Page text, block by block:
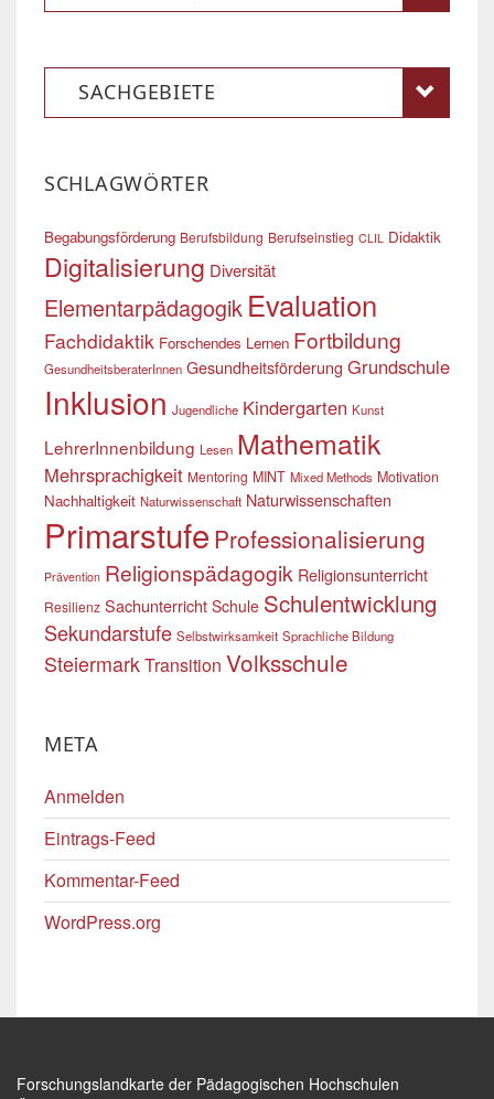
SACHGEBIETE
SCHLAGWÖRTER
Begabungsförderung Berufsbildung Berufseinstieg CLIL Didaktik
Digitalisierung Diversität
Elementarpädagogik Evaluation
Fachdidaktik Forschendes Lernen Fortbildung
GesundheitsberaterInnen Gesundheitsförderung Grundschule
Inklusion Jugendliche Kindergarten Kunst
LehrerInnenbildung Lesen Mathematik
Mehrsprachigkeit Mentoring MINT Mixed Methods Motivation
Nachhaltigkeit Naturwissenschaft Naturwissenschaften
Primarstufe Professionalisierung
Prävention Religionspädagogik Religionsunterricht
Resilienz Sachunterricht Schule Schulentwicklung
Sekundarstufe Selbstwirksamkeit Sprachliche Bildung
SteiermarkTransition Volksschule
META
Anmelden
Eintrags-Feed
Kommentar-Feed
WordPress.org
Forschungslandkarte der Pädagogischen Hochschulen